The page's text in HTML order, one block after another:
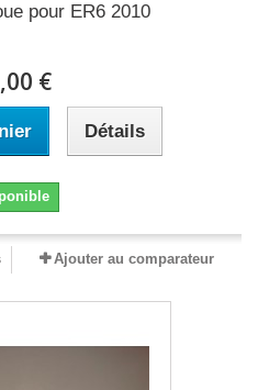
pour ER6 2010
€
Détails
Ajouter au comparateur